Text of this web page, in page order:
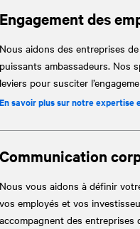
Engagement des
Nous aidons des entreprises
puissants ambassadeurs. Nos
leviers pour susciter
En savoir plus sur notre expertise
Communication
Nous vous aidons à définir
vos employés et vos
accompagnent des